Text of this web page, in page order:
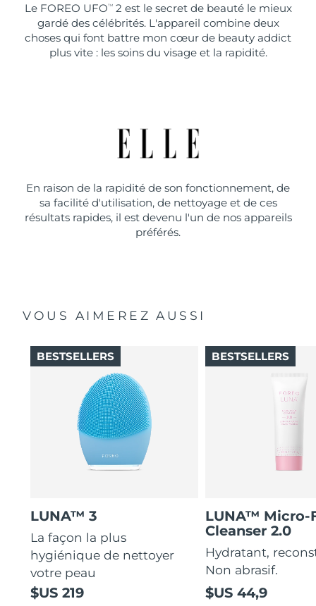
Le FOREO UFO TM2 est le secret de beauté le mieux
gardé des célébrités. L'appareil combine deux
choses qui font battre mon cœur de beauty addict
plus vite : les soins du visage et la rapidité.
En raison de la rapidité de son fonctionnement, de
sa facilité d'utilisation, de nettoyage et de ces
résultats rapides, il est devenu l'un de nos appareils
préférés.
VOUS AIMEREZ AUSSI
LUNA™ 3
La façon la plus
hygiénique de nettoyer
votre peau
$US 219
BESTSELLERS
LUNA™ Micro-
Cleanser 2.0
Hydratant,
Non abrasif.
$US 44,9
BESTSELLERS